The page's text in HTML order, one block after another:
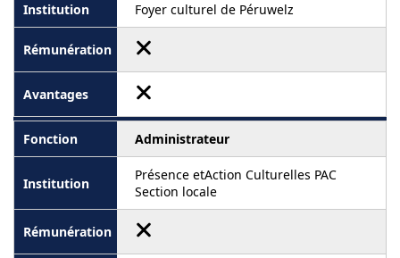
Foyer culturel de Péruwelz
Administrateur
Présence etAction Culturelles PAC
Section locale